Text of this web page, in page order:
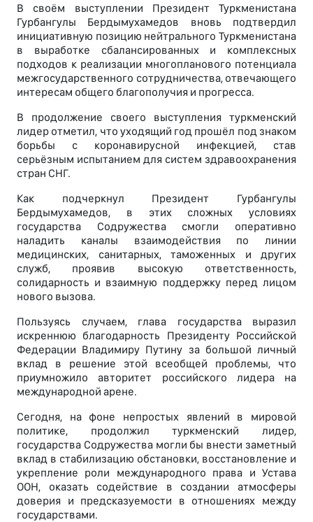
В своём выступлении Президент Туркменистана
Гурбангулы Бердымухамедов вновь подтвердил
инициативную позицию нейтрального Туркменистана
в выработке сбалансированных и комплексных
подходов к реализации многопланового потенциала
межгосударственного сотрудничества, отвечающего
интересам общего благополучия и прогресса.
В продолжение своего выступления туркменский
лидер отметил, что уходящий год прошёл под знаком
борьбы с коронавирусной инфекцией, став
серьёзным испытанием для систем здравоохранения
стран СНГ.
Как подчеркнул Президент Гурбангулы
Бердымухамедов, в этих сложных условиях
государства Содружества смогли оперативно
наладить каналы взаимодействия по линии
медицинских, санитарных, таможенных и других
служб, проявив высокую ответственность,
солидарность и взаимную поддержку перед лицом
нового вызова.
Пользуясь случаем, глава государства выразил
искреннюю благодарность Президенту Российской
Федерации Владимиру Путину за большой личный
вклад в решение этой всеобщей проблемы, что
приумножило авторитет российского лидера на
международной арене.
Сегодня, на фоне непростых явлений в мировой
политике, продолжил туркменский лидер,
государства Содружества могли бы внести заметный
вклад в стабилизацию обстановки, восстановление и
укрепление роли международного права и Устава
ООН, оказать содействие в создании атмосферы
доверия и предсказуемости в отношениях между
государствами.